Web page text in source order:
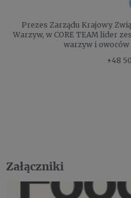
Prezes Zarządu Krajowy
Warzyw, w CORE TEAM lider
warzyw i owoców
+48
Załączniki